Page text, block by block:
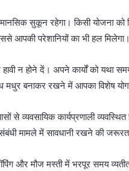
मानसिक सुकून रहेगा। किसी योजना
आपकी परेशानियों का भी हल मिलेगा।
न होने दें। अपने कार्यों को यथा
बनाकर रखने में आपका विशेष
से व्यवसायिक कार्यप्रणाली व्यवस्थित
संबंधी मामले में सावधानी रखने की
और मौज मस्ती में भरपूर समय